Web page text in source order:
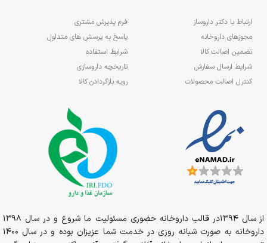
ارتباط با دکتر داروساز
مجوزهای داروخانه
تضمین اصالت کالا
شرایط ارسال سفارش
کنترل اصالت محصولات
فرم پذیرش مشتری
پاسخ به پرسش های متداول
شرایط استفاده
تاریخچه داروسازی
رویه بازگردادن کالا
از سال 1394در قالب داروخانه حضوری مسئولیت ما شروع و در سال 1398
داروخانه به صورت شبانه روزی در خدمت شما عزیزان بوده و در سال 1400